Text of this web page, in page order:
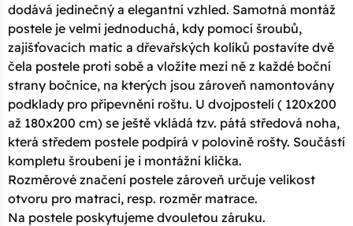
dodává jedinečný a elegantní vzhled. Samotná montáž
postele je velmi jednoduchá, kdy pomocí šroubů,
zajišťovacích matic a dřevařských kolíků postavíte dvě
čela postele proti sobě a vložíte mezi ně z každé boční
strany bočnice, na kterých jsou zároveň namontovány
podklady pro připevnění roštu. U dvojpostelí ( 120x200
až 180x200 cm) se ještě vkládá tzv. pátá středová noha,
která středem postele podpírá v polovině rošty. Součástí
kompletu šroubení je i montážní klička.
Rozměrové značení postele zároveň určuje velikost
otvoru pro matraci, resp. rozměr matrace.
Na postele poskytujeme dvouletou záruku.